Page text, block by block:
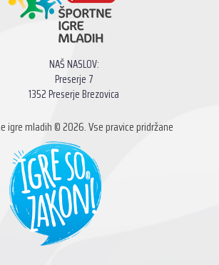
NAŠ NASLOV:
Preserje 7
1352 Preserje Brezovica
igre mladih © 2026. Vse pravice pridržane